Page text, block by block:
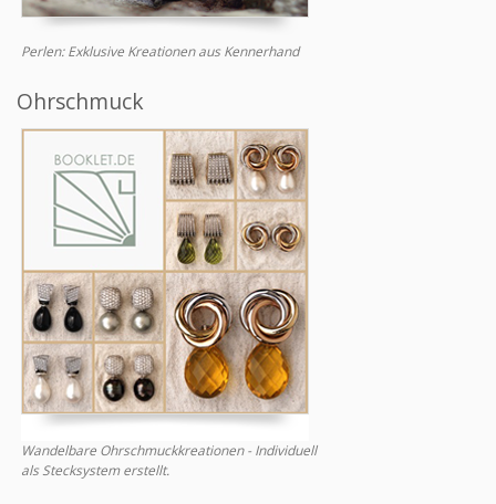
Perlen: Exklusive Kreationen aus Kennerhand
Ohrschmuck
Wandelbare Ohrschmuckkreationen - Individuell
als Stecksystem erstellt.